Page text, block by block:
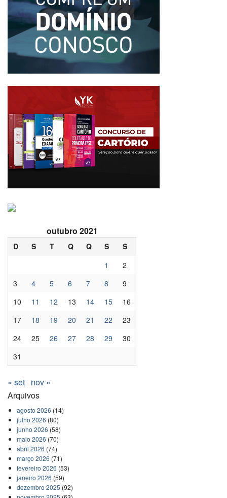
outubro 2021
D S T Q Q S
S
1
2
3
4 5 6 7 8
9
10
11 12 13 14 15
16
17
18 19 20 21 22
23
24
25 26 27 28 29
30
31
« set nov »
Arquivos
agosto 2026 (14)
julho 2026 (80)
junho 2026 (58)
maio 2026 (70)
abril 2026 (74)
março 2026 (71)
fevereiro 2026 (53)
janeiro 2026 (59)
dezembro 2025 (92)